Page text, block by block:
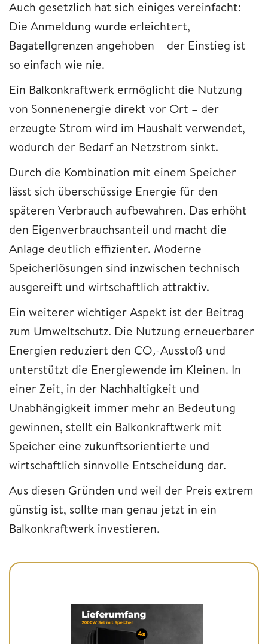
Auch gesetzlich hat sich einiges vereinfacht:
Die Anmeldung wurde erleichtert,
Bagatellgrenzen angehoben – der Einstieg ist
so einfach wie nie.
Ein Balkonkraftwerk ermöglicht die Nutzung
von Sonnenenergie direkt vor Ort – der
erzeugte Strom wird im Haushalt verwendet,
wodurch der Bedarf an Netzstrom sinkt.
Durch die Kombination mit einem Speicher
lässt sich überschüssige Energie für den
späteren Verbrauch aufbewahren. Das erhöht
den Eigenverbrauchsanteil und macht die
Anlage deutlich effizienter. Moderne
Speicherlösungen sind inzwischen technisch
ausgereift und wirtschaftlich attraktiv.
Ein weiterer wichtiger Aspekt ist der Beitrag
zum Umweltschutz. Die Nutzung erneuerbarer
Energien reduziert den CO₂-Ausstoß und
unterstützt die Energiewende im Kleinen. In
einer Zeit, in der Nachhaltigkeit und
Unabhängigkeit immer mehr an Bedeutung
gewinnen, stellt ein Balkonkraftwerk mit
Speicher eine zukunftsorientierte und
wirtschaftlich sinnvolle Entscheidung dar.
Aus diesen Gründen und weil der Preis extrem
günstig ist, sollte man genau jetzt in ein
Balkonkraftwerk investieren.